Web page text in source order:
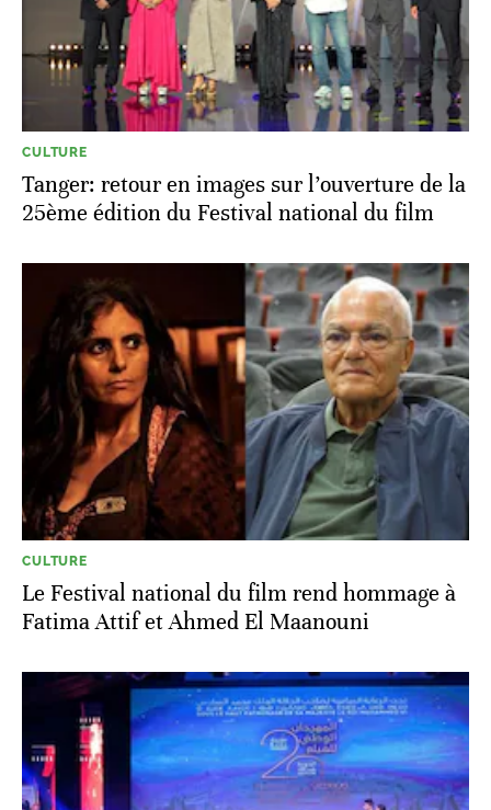
CULTURE
Tanger: retour en images sur l’ouverture de la
25ème édition du Festival national du film
CULTURE
Le Festival national du film rend hommage à
Fatima Attif et Ahmed El Maanouni